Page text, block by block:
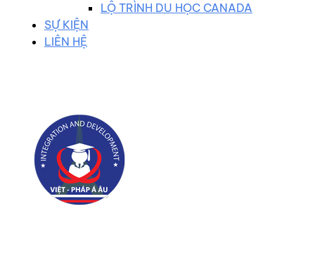
LỘ TRÌNH DU HỌC CANADA
SỰ KIỆN
LIÊN HỆ